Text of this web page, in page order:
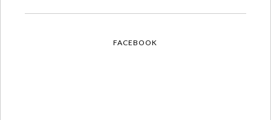
FACEBOOK